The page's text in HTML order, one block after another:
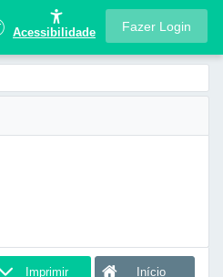
Acessibilidade Fazer Login
Imprimir Início